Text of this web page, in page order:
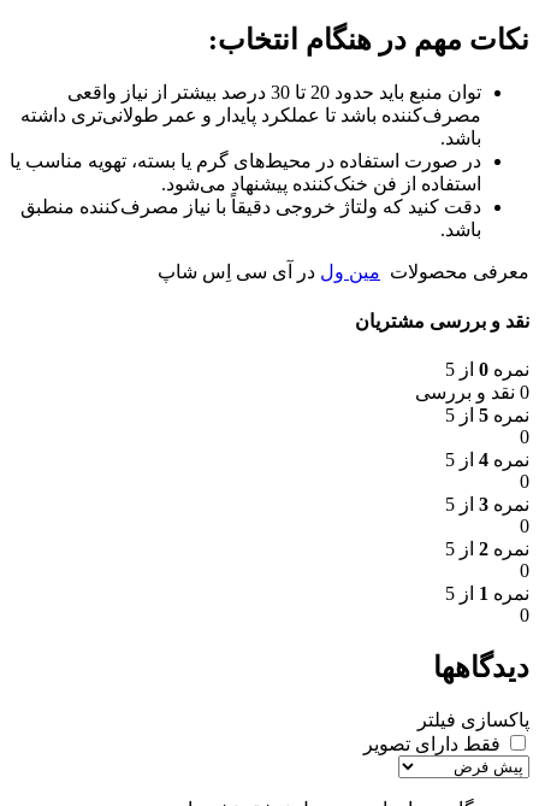
نکات مهم در هنگام انتخاب:
توان منبع باید حدود 20 تا 30 درصد بیشتر از نیاز واقعی
مصرف‌کننده باشد تا عملکرد پایدار و عمر طولانی‌تری داشته
باشد.
در صورت استفاده در محیط‌های گرم یا بسته، تهویه مناسب یا
استفاده از فن خنک‌کننده پیشنهاد می‌شود.
دقت کنید که ولتاژ خروجی دقیقاً با نیاز مصرف‌کننده منطبق
باشد.
معرفی محصولات مین ول در آی سی اِس شاپ
نقد و بررسی مشتریان
نمره 0 از 5
0 نقد و بررسی
نمره 5 از 5
0
نمره 4 از 5
0
نمره 3 از 5
0
نمره 2 از 5
0
نمره 1 از 5
0
دیدگاهها
پاکسازی فیلتر
فقط دارای تصویر